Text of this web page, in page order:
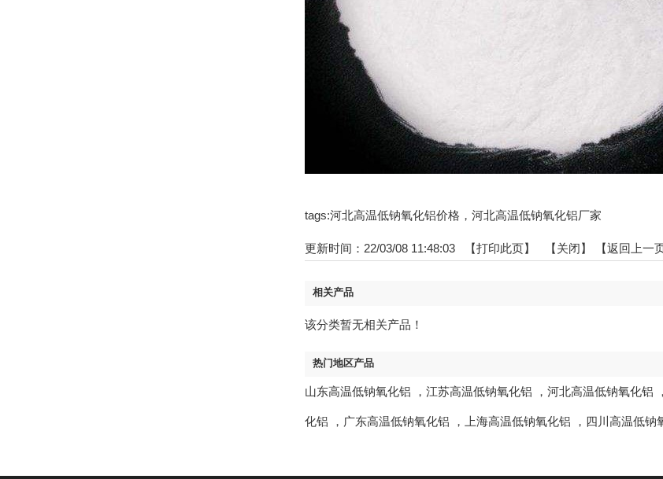
tags:河北高温低钠氧化铝价格，河北高温低钠氧化铝厂家
更新时间：22/03/08 11:48:03 【打印此页】 【关闭】 【返回上一
相关产品
该分类暂无相关产品！
热门地区产品
山东高温低钠氧化铝 ， 江苏高温低钠氧化铝 ， 河北高温低钠氧化铝 ，
化铝 ， 广东高温低钠氧化铝 ， 上海高温低钠氧化铝 ， 四川高温低钠